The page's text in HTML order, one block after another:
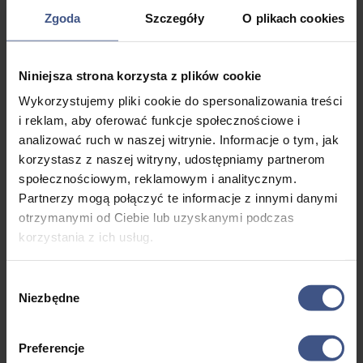
Zgoda Szczegóły O plikach cookies
Niniejsza strona korzysta z plików cookie
Wykorzystujemy pliki cookie do spersonalizowania treści
i reklam, aby oferować funkcje społecznościowe i
analizować ruch w naszej witrynie. Informacje o tym, jak
korzystasz z naszej witryny, udostępniamy partnerom
społecznościowym, reklamowym i analitycznym.
Partnerzy mogą połączyć te informacje z innymi danymi
otrzymanymi od Ciebie lub uzyskanymi podczas
korzystania z ich usług.
zgody
Niezbędne
Preferencje
Rejs i nocleg na jachcie
Zakwaterowanie
Program
Opiekę kadry
Opłaty portowe
Ubezpieczenie NNW